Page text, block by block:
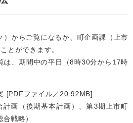
からご覧になるか、町企画課（上市
とができます。
、期間中の平日（8時30分から17時
[PDFファイル／20.92MB]
（後期基本計画）、第3期上市町
戦略）